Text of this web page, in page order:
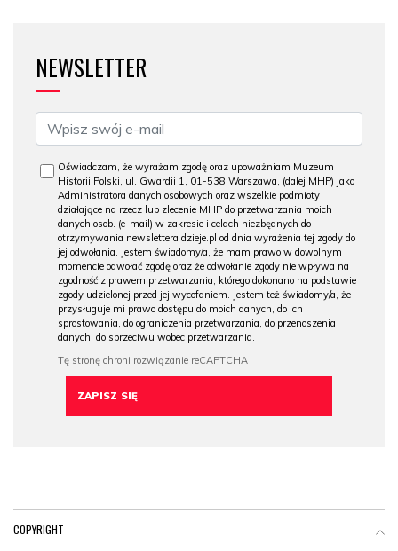
NEWSLETTER
Oświadczam, że wyrażam zgodę oraz upoważniam Muzeum
Historii Polski, ul. Gwardii 1, 01-538 Warszawa, (dalej MHP) jako
Administratora danych osobowych oraz wszelkie podmioty
działające na rzecz lub zlecenie MHP do przetwarzania moich
danych osob. (e-mail) w zakresie i celach niezbędnych do
otrzymywania newslettera dzieje.pl od dnia wyrażenia tej zgody do
jej odwołania. Jestem świadomy/a, że mam prawo w dowolnym
momencie odwołać zgodę oraz że odwołanie zgody nie wpływa na
zgodność z prawem przetwarzania, którego dokonano na podstawie
zgody udzielonej przed jej wycofaniem. Jestem też świadomy/a, że
przysługuje mi prawo dostępu do moich danych, do ich
sprostowania, do ograniczenia przetwarzania, do przenoszenia
danych, do sprzeciwu wobec przetwarzania.
COPYRIGHT